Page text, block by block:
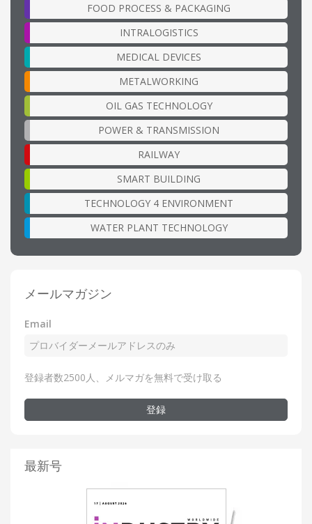
FOOD PROCESS & PACKAGING
INTRALOGISTICS
MEDICAL DEVICES
METALWORKING
OIL GAS TECHNOLOGY
POWER & TRANSMISSION
RAILWAY
SMART BUILDING
TECHNOLOGY 4 ENVIRONMENT
WATER PLANT TECHNOLOGY
メールマガジン
Email
登録者数2500人、メルマガを無料で受け取る
登録
最新号